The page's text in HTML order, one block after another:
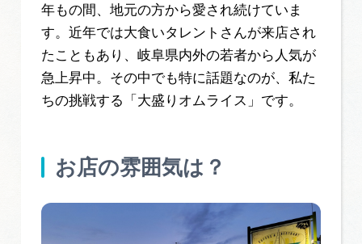
年もの間、地元の方から愛され続けていま
す。近年では大食いタレントさんが来店され
たこともあり、岐阜県内外の若者から人気が
急上昇中。その中でも特に話題なのが、私た
ちの挑戦する「大盛りオムライス」です。
お店の雰囲気は？